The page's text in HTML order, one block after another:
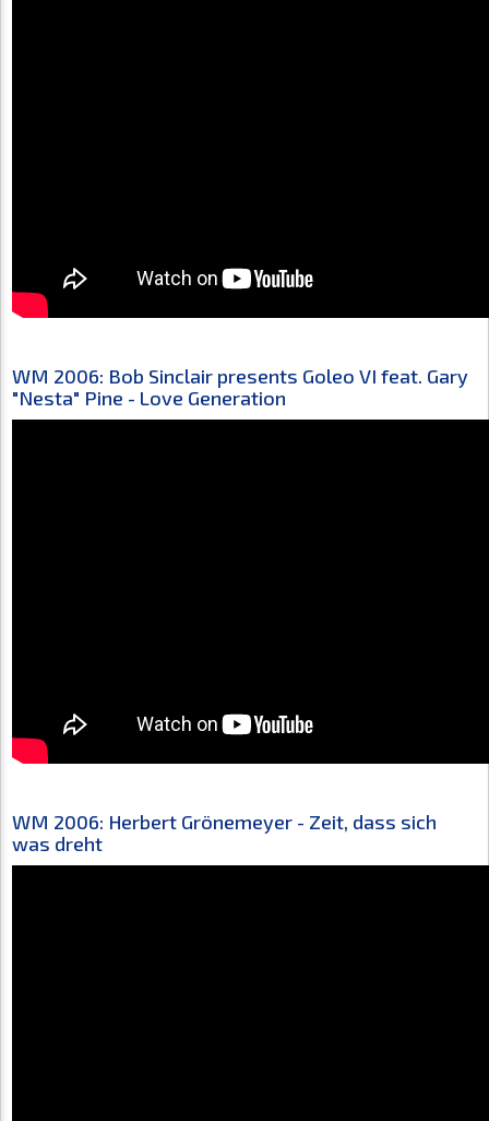
WM 2006: Bob Sinclair presents Goleo VI feat. Gary
"Nesta" Pine - Love Generation
WM 2006: Herbert Grönemeyer - Zeit, dass sich
was dreht